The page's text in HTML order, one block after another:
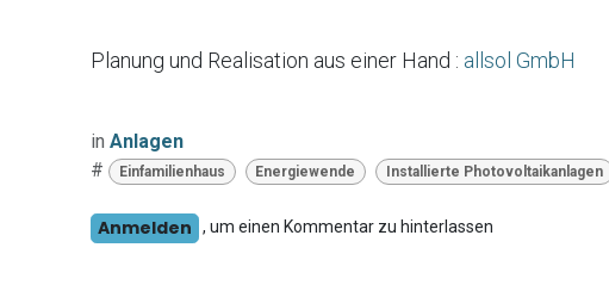
Planung und Realisation aus einer Hand : allsol GmbH
in Anlagen
#
Einfamilienhaus Energiewende Installierte Photovoltaikanlagen
Anmelden , um einen Kommentar zu hinterlassen